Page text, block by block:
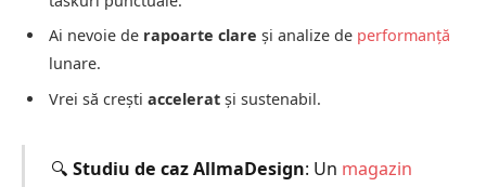
Ai nevoie de rapoarte clare și analize de performanță
lunare.
Vrei să crești accelerat și sustenabil.
🔍Studiu de caz AllmaDesign: Un magazin